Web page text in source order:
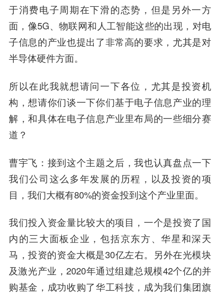
于消费电子周期在下滑的态势，但是另外一方
面，像5G、物联网和人工智能这些的出现，对电
子信息的产业也提出了非常高的要求，尤其是对
半导体硬件方面。
所以在此我就想请问一下各位，尤其是投资机
构，想请你们谈一下你们基于电子信息产业的理
解，和具体在电子信息产业里布局的一些细分赛
道？
曹宇飞：接到这个主题之后，我也认真盘点一下
我们公司这么多年发展的历程，以及投资的项
目，我们大概有80%的资金投到这个产业里面。
我们投入资金量比较大的项目，一个是投资了国
内的三大面板企业，包括京东方、华星和深天
马，投资的资金大概是30亿左右。另外在光模块
及激光产业，2020年通过组建总规模42个亿的并
购基金，成功收购了华工科技，成为我们集团旗